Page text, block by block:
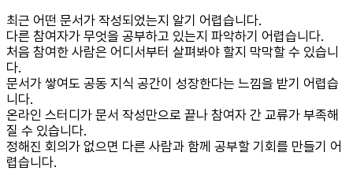
최근 어떤 문서가 작성되었는지 알기 어렵습니다.
다른 참여자가 무엇을 공부하고 있는지 파악하기 어렵습니다.
처음 참여한 사람은 어디서부터 살펴봐야 할지 막막할 수 있습니
다.
문서가 쌓여도 공동 지식 공간이 성장한다는 느낌을 받기 어렵습
니다.
온라인 스터디가 문서 작성만으로 끝나 참여자 간 교류가 부족해
질 수 있습니다.
정해진 회의가 없으면 다른 사람과 함께 공부할 기회를 만들기 어
렵습니다.